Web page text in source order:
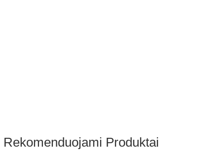
Rekomenduojami Produktai